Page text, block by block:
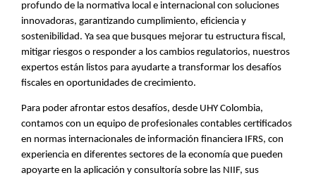
profundo de la normativa local e internacional con soluciones
innovadoras, garantizando cumplimiento, eficiencia y
sostenibilidad. Ya sea que busques mejorar tu estructura fiscal,
mitigar riesgos o responder a los cambios regulatorios, nuestros
expertos están listos para ayudarte a transformar los desafíos
fiscales en oportunidades de crecimiento.
Para poder afrontar estos desafíos, desde UHY Colombia,
contamos con un equipo de profesionales contables certificados
en normas internacionales de información financiera IFRS, con
experiencia en diferentes sectores de la economía que pueden
apoyarte en la aplicación y consultoría sobre las NIIF, sus